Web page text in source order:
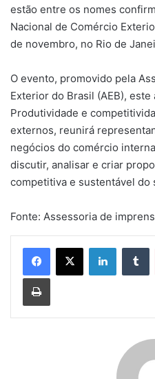
estão entre os nomes
Nacional de Comércio
de novembro, no Rio de
O evento, promovido pela
Exterior do Brasil (AEB), este
Produtividade e
externos, reunirá
negócios do comércio
discutir, analisar e criar
competitiva e sustentável do
Fonte: Assessoria de
Linkedin
Imprimir